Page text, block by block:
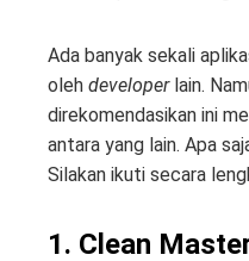
Ada banyak sekali
oleh developerlain.
direkomendasikan ini
antara yang lain. Apa
Silakan ikuti secara
1. Clean